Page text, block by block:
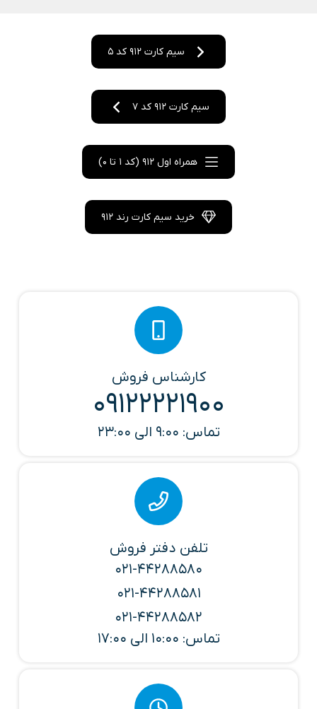
سیم کارت 912 کد 5
سیم کارت 912 کد 7
همراه اول 912 (کد 1 تا 0)
خرید سیم کارت رند 912
کارشناس فروش
09122221900
تماس: 9:00 الی 23:00
تلفن دفتر فروش
021-44288580
021-44288581
021-44288582
تماس: 10:00 الی 17:00